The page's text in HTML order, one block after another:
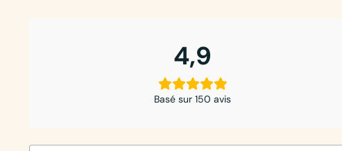
4,9
Basé sur 150 avis